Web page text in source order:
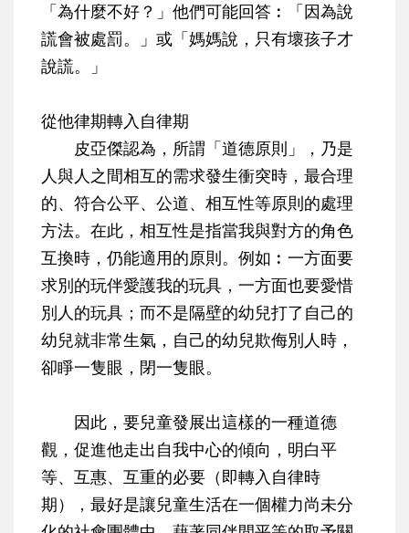
「為什麼不好？」他們可能回答︰「因為說
謊會被處罰。」或「媽媽說，只有壞孩子才
說謊。」
從他律期轉入自律期
皮亞傑認為，所謂「道德原則」，乃是
人與人之間相互的需求發生衝突時，最合理
的、符合公平、公道、相互性等原則的處理
方法。在此，相互性是指當我與對方的角色
互換時，仍能適用的原則。例如︰一方面要
求別的玩伴愛護我的玩具，一方面也要愛惜
別人的玩具；而不是隔壁的幼兒打了自己的
幼兒就非常生氣，自己的幼兒欺侮別人時，
卻睜一隻眼，閉一隻眼。
因此，要兒童發展出這樣的一種道德
觀，促進他走出自我中心的傾向，明白平
等、互惠、互重的必要（即轉入自律時
期），最好是讓兒童生活在一個權力尚未分